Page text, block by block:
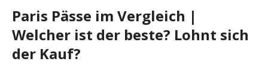
Paris Pässe im Vergleich |
Welcher ist der beste? Lohnt sich
der Kauf?